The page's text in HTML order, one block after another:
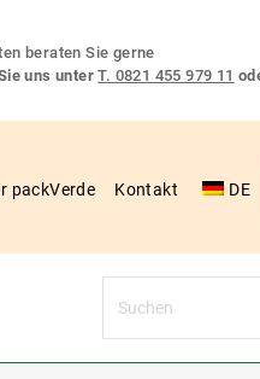
beraten Sie gerne
uns unterT. 0821 455 979 11
packVerde Kontakt DE